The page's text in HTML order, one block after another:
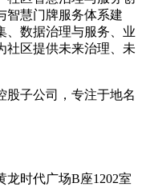
智慧门牌服务体系建
、数据治理与服务、业
社区提供未来治理、未
股子公司，专注于地名
龙时代广场B座1202室